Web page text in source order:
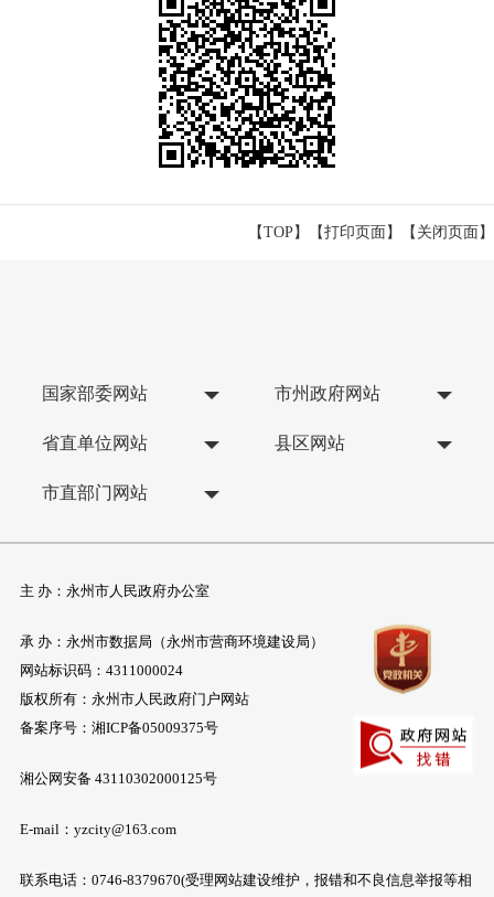
【TOP】 【打印页面】【 关闭页面】
国家部委网站 市州政府网站
省直单位网站 县区网站
市直部门网站
主 办：永州市人民政府办公室
承 办：永州市数据局（永州市营商环境建设局）
网站标识码：4311000024
版权所有：永州市人民政府门户网站
备案序号： 湘ICP备05009375号
湘公网安备 43110302000125号
E-mail：yzcity@163.com
联系电话：0746-8379670(受理网站建设维护，报错和不良信息举报等相